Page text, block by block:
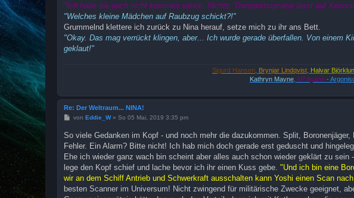
"Ich habe sie auch nicht kommen sehen. Nichts. Transportsignatur lässt auf
"Welches kleine Mädchen auf Raubzug schickt?!"
Grummelnd klettere ich zurück zu Nina herauf, setze mich zu ihr ans Bett.
"Okay. Das mag verrückt klingen, aber... Ich wurde gerade überfallen. Von einem
geklaut!"
Sigurd Hansen, Brynjar Lindqvist, Halvar
Kathryn Mayne, AP Ayane-
Re: Der Weltraum... NINA!
B
t
r
g
von Eddie_W» So 05 Mai, 2019 3:35 pm
So viele Gedanken im Kopf - und noch mehr die dazukommen. Split,
Fehler. Ein Alarm? Bitte nicht! Ich hab mich doch gerade erst geduscht und
Ehe ich wieder ganz wach bin scheint aber alles auch schon wieder geklärt zu
lege den Kopf schief und lache bevor ich ihr einen Kuss gebe. "Und ich bin eine
wir an dem Schiff Antrieb und Schwerkraft ausschalten kann Yoshi einen Scan
besten Scanner im Universum! Nicht zwingend für militärische Zwecke geeignet,